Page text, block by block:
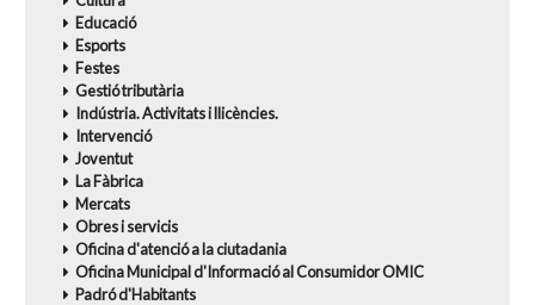
Educació
Esports
Festes
Gestió tributària
Indústria. Activitats i llicències.
Intervenció
Joventut
La Fàbrica
Mercats
Obres i servicis
Oficina d'atenció a la ciutadania
Oficina Municipal d'Informació al Consumidor OMIC
Padró d'Habitants